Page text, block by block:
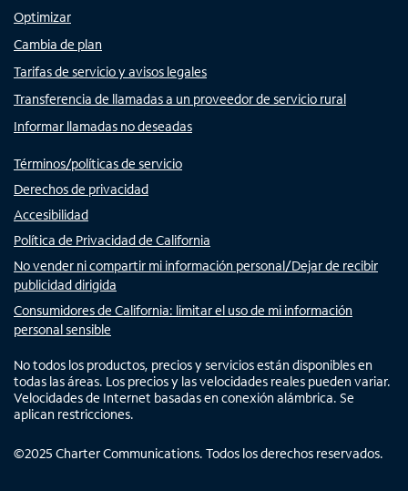
Optimizar
Cambia de plan
Tarifas de servicio y avisos legales
Transferencia de llamadas a un proveedor de servicio rural
Informar llamadas no deseadas
Términos/políticas de servicio
Derechos de privacidad
Accesibilidad
Política de Privacidad de California
No vender ni compartir mi información personal/Dejar de recibir
publicidad dirigida
Consumidores de California: limitar el uso de mi información
personal sensible
No todos los productos, precios y servicios están disponibles en
todas las áreas. Los precios y las velocidades reales pueden variar.
Velocidades de Internet basadas en conexión alámbrica. Se
aplican restricciones.
©2025 Charter Communications. Todos los derechos reservados.